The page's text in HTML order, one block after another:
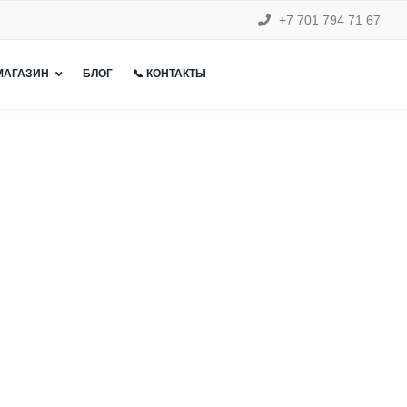
+7 701 794 71 67
БЛОГ 📞 КОНТАКТЫ